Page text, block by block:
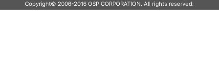
Copyright© 2006-2016 OSP CORPORATION. All rights reserved.